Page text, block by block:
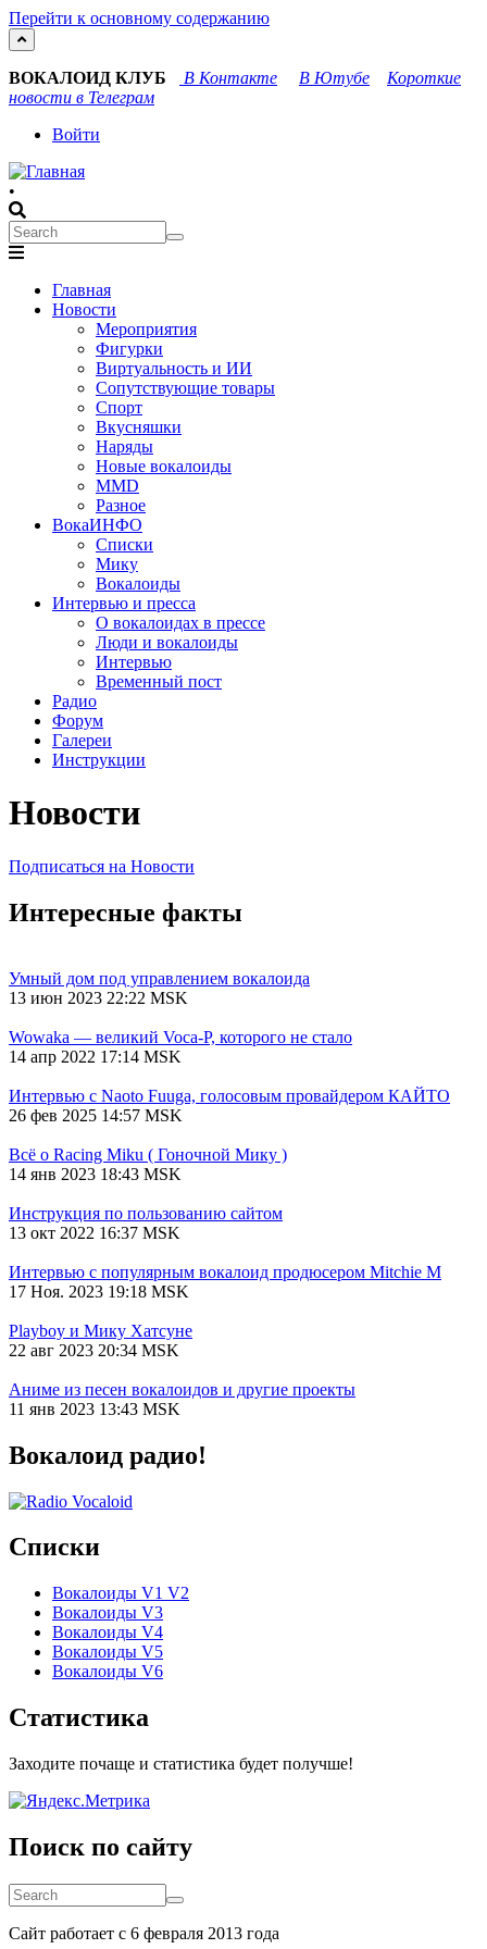
Перейти к основному содержанию
ВОКАЛОИД КЛУБ В Контакте В Ютубе
Короткие
новости в Телеграм
User
account
menu
Войти
•
Search
Search
navigation
Главная
Новости
Мероприятия
Фигурки
Виртуальность и ИИ
Сопутствующие товары
Спорт
Вкусняшки
Наряды
Новые вокалоиды
MMD
Разное
ВокаИНФО
Списки
Мику
Вокалоиды
Интервью и пресса
О вокалоидах в прессе
Люди и вокалоиды
Интервью
Временный пост
Радио
Форум
Галереи
Инструкции
Новости
Подписаться на Новости
Интересные факты
Умный дом под управлением вокалоида
13 июн 2023 22:22 MSK
Wowaka — великий Voca-P, которого не стало
14 апр 2022 17:14 MSK
Интервью с Naoto Fuuga, голосовым провайдером КАЙТО
26 фев 2025 14:57 MSK
Всё о Racing Miku ( Гоночной Мику )
14 янв 2023 18:43 MSK
Инструкция по пользованию сайтом
13 окт 2022 16:37 MSK
Интервью с популярным вокалоид продюсером Mitchie М
17 Ноя. 2023 19:18 MSK
Playboy и Мику Хатсуне
22 авг 2023 20:34 MSK
Аниме из песен вокалоидов и другие проекты
11 янв 2023 13:43 MSK
Вокалоид радио!
Списки
Вокалоиды V1 V2
Вокалоиды V3
Вокалоиды V4
Вокалоиды V5
Вокалоиды V6
Статистика
Заходите почаще и статистика будет получше!
Поиск по сайту
Search
Search
Сайт работает с 6 февраля 2013 года